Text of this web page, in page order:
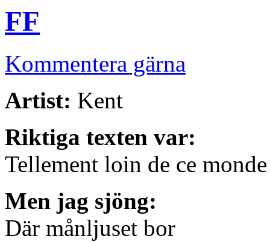
FF
Kommentera gärna
Artist: Kent
Riktiga texten var:
Tellement loin de ce monde
Men jag sjöng:
Där månljuset bor